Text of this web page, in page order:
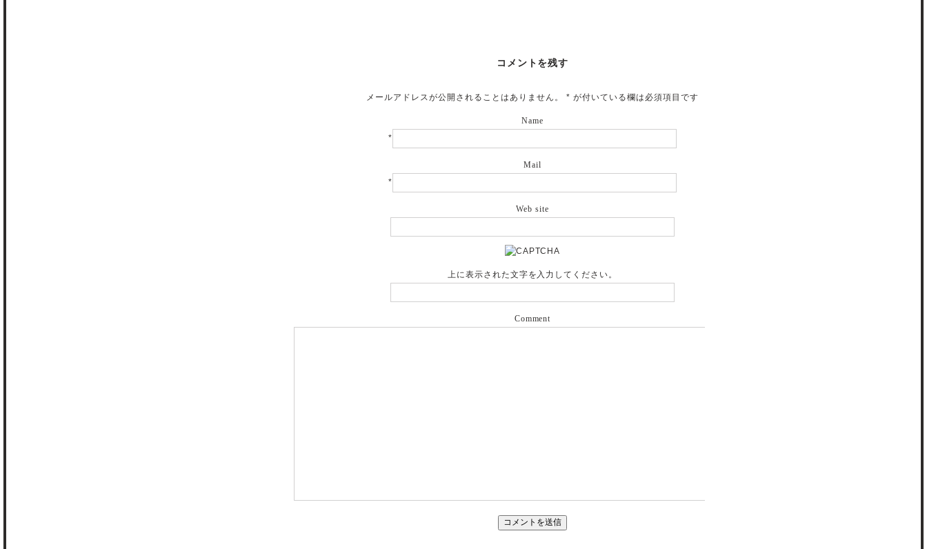
コメントを残す
メールアドレスが公開されることはありません。 * が付いている欄は必須項目です
Name
*
Mail
*
Web site
上に表示された文字を入力してください。
Comment